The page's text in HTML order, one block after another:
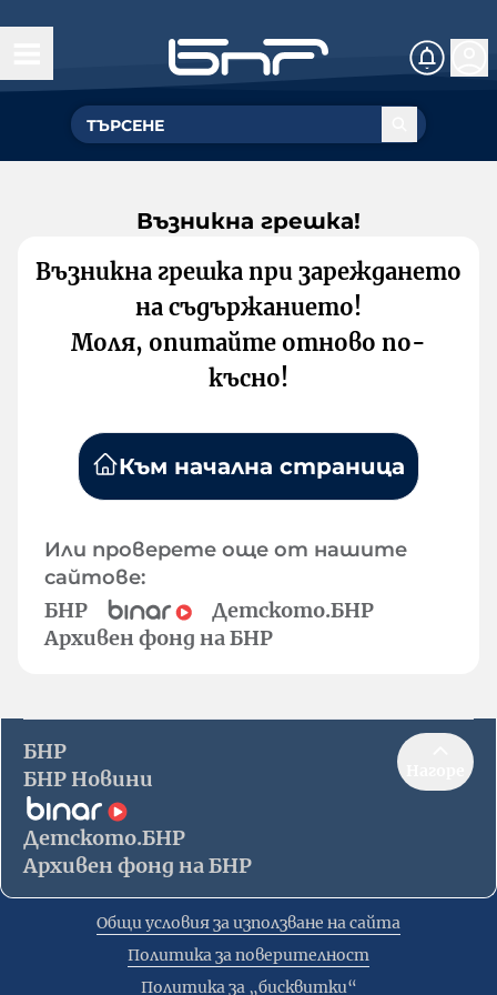
Възникна грешка!
Възникна грешка при зареждането
на съдържанието!
Моля, опитайте отново по-
късно!
Към начална страница
Или проверете още от нашите
сайтове:
БНР
Детското.БНР
Архивен фонд на БНР
БНР
БНР Новини
Детското.БНР
Архивен фонд на БНР
Общи условия за използване на сайта
Политика за поверителност
Политика за „бисквитки“